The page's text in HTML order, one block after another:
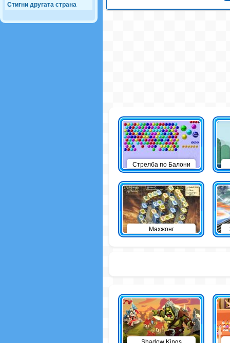
Стигни другата страна
Стрелба по Балони
Махжонг